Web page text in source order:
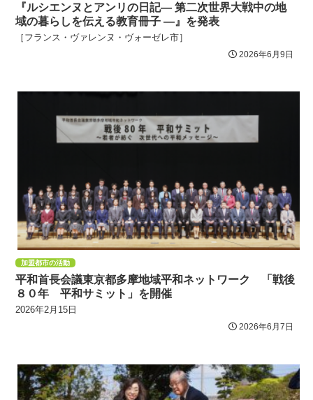
『ルシエンヌとアンリの日記― 第二次世界大戦中の地
域の暮らしを伝える教育冊子 ―』を発表
［フランス・ヴァレンヌ・ヴォーゼレ市］
2026年6月9日
加盟都市の活動
平和首長会議東京都多摩地域平和ネットワーク 「戦後
８０年 平和サミット」を開催
2026年2月15日
2026年6月7日